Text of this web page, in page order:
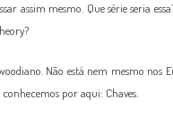
assim mesmo. Que série seria
Não está nem mesmo nos
por aqui: Chaves.